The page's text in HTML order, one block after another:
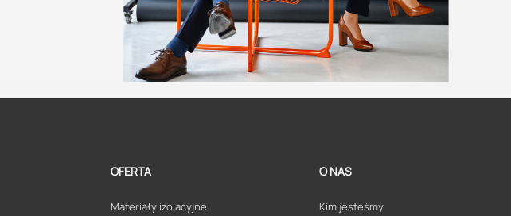
OFERTA
Materiały izolacyjne
O NAS
Kim jesteśmy